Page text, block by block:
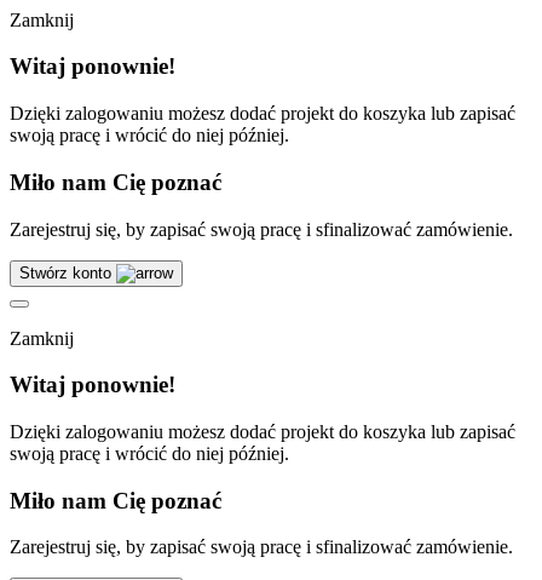
Zamknij
Witaj ponownie!
Dzięki zalogowaniu możesz dodać projekt do koszyka lub zapisać
swoją pracę i wrócić do niej później.
Miło nam Cię poznać
Zarejestruj się, by zapisać swoją pracę i sfinalizować zamówienie.
Stwórz konto
Zamknij
Witaj ponownie!
Dzięki zalogowaniu możesz dodać projekt do koszyka lub zapisać
swoją pracę i wrócić do niej później.
Miło nam Cię poznać
Zarejestruj się, by zapisać swoją pracę i sfinalizować zamówienie.